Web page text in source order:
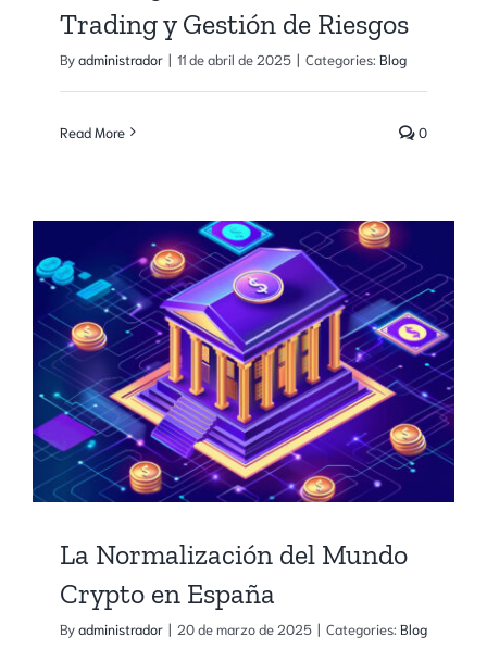
Trading y Gestión de Riesgos
Byadministrador | 11 de abril de 2025 | Categories: Blog
Read More 0
La Normalización del Mundo
Crypto en España
Byadministrador | 20 de marzo de 2025 | Categories: Blog